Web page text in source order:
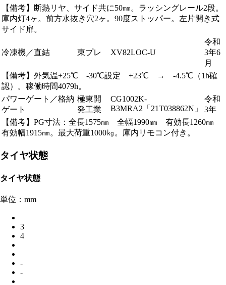
【備考】断熱リヤ、サイド共に50㎜。ラッシングレール2段。
庫内灯4ヶ。前方水抜き穴2ヶ。90度ストッパー。左片開き式
サイド扉。
冷凍機／直結 東プレ XV82LOC-U
令和
3年6
月
【備考】外気温+25℃ -30℃設定 +23℃ → -4.5℃（1h確
認）。稼働時間4079h。
パワーゲート／格納
ゲート
極東開
発工業
CG1002K-
B3MRA2「21T038862N」
令和
3年
【備考】PG寸法：全長1575㎜ 全幅1990㎜ 有効長1260㎜
有効幅1915㎜。最大荷重1000㎏。庫内リモコン付き。
タイヤ状態
タイヤ状態
単位：mm
3
4
-
-